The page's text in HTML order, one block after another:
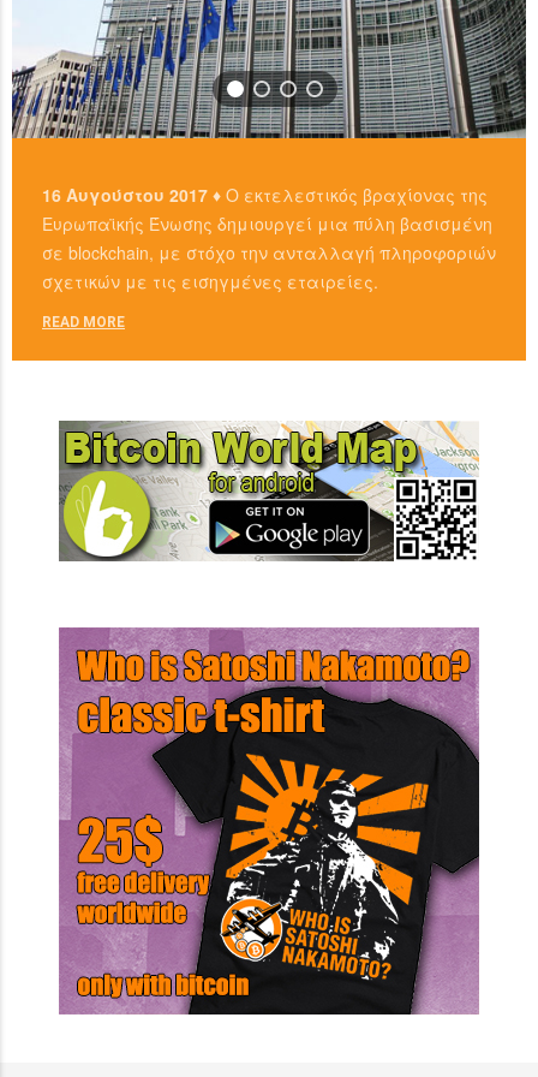
16 Αυγούστου 2017 ♦ Ο εκτελεστικός βραχίονας της
Ευρωπαϊκής Ένωσης δημιουργεί μια πύλη βασισμένη
σε blockchain, με στόχο την ανταλλαγή πληροφοριών
σχετικών με τις εισηγμένες εταιρείες.
READ MORE